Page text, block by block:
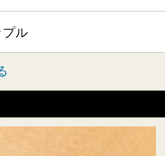
プル